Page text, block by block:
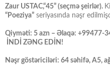
Zaur USTAC,“45” (seçmə şeirlər).
“Poeziya” seriyasında nəşr
Qiyməti: 5 azn – Əlaqə: +99477-
İNDİ ZƏNG EDİN!
Nəşr göstəriciləri: 64 səhifə, A5,